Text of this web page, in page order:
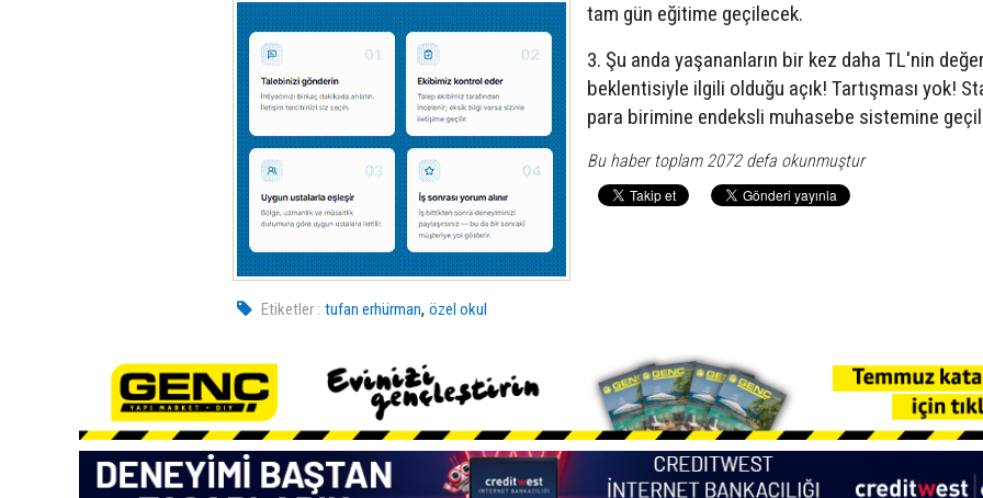
tam gün eğitime geçilecek.
3. Şu anda yaşananların bir kez daha TL'nin
beklentisiyle ilgili olduğu açık! Tartışması yok!
para birimine endeksli muhasebe sistemine
Bu haber toplam 2072 defa okunmuştur
Etiketler : tufan erhürman,özel okul